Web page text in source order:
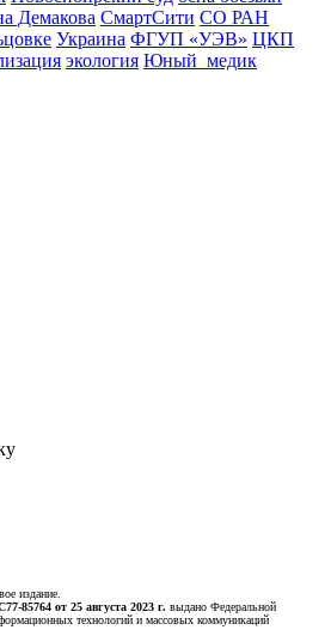
Демакова СмартСити СО РАН
Украина ФГУП «УЭВ» ЦКП
экология Юный_медик
издание.
85764 от 25 августа 2023 г. выдано Федеральной
технологий и массовых коммуникаций